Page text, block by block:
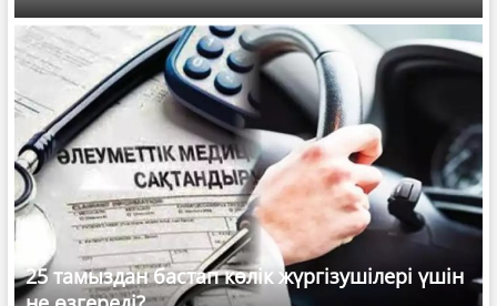
25 тамыздан бастап көлік жүргізушілері үшін